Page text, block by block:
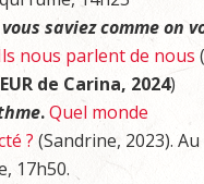
saviez comme on
nous parlent de nous (
de Carina, 2024)
.Quel monde
?(Sandrine, 2023).
17h50.